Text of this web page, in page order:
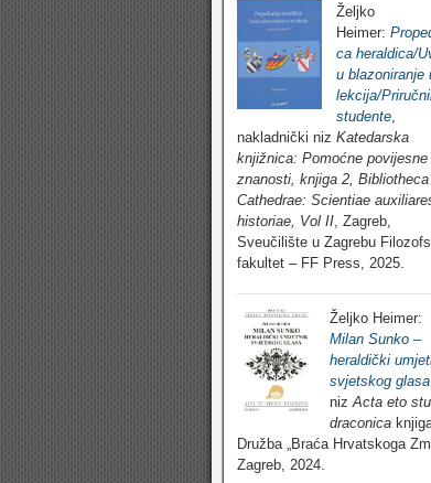
Željko
Heimer:
ca heraldica/
u blazoniranje
lekcija/
studente,
nakladnički niz Katedarska
knjižnica: Pomoćne povijesne
znanosti, knjiga 2, Bibliotheca
Cathedrae: Scientiae
historiae, Vol II, Zagreb,
Sveučilište u Zagrebu
fakultet – FF Press, 2025.
Željko Heimer:
Milan Sunko –
heraldički
svjetskog glasa
niz Acta eto
draconica
Družba „Braća Hrvatskoga
Zagreb, 2024.